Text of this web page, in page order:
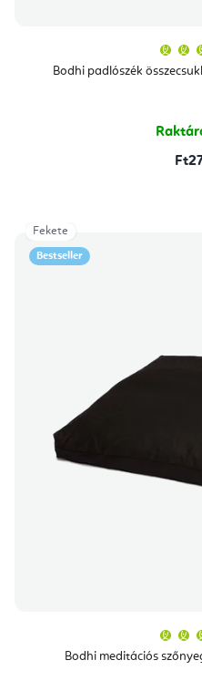
Bodhi padlószék
Bestseller
Bodhi meditációs
Fekete